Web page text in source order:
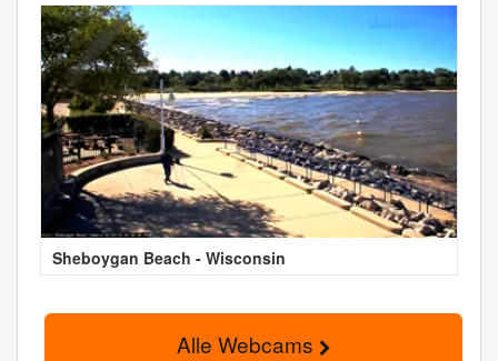
Sheboygan Beach - Wisconsin
Alle Webcams